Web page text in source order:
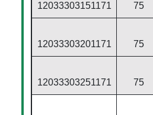
12033303151171 75
12033303201171 75
12033303251171 75